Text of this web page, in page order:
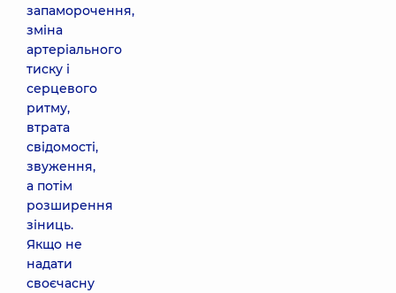
запаморочення,
зміна
артеріального
тиску і
серцевого
ритму,
втрата
свідомості,
звуження,
а потім
розширення
зіниць.
Якщо не
надати
своєчасну